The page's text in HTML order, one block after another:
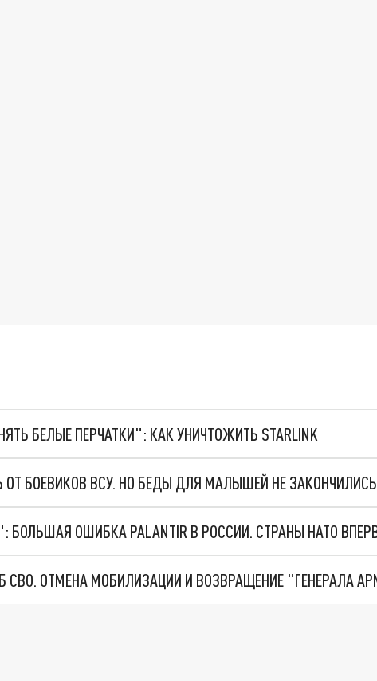
БЕЛЫЕ ПЕРЧАТКИ": КАК УНИЧТОЖИТЬ STARLINK
БОЕВИКОВ ВСУ. НО БЕДЫ ДЛЯ МАЛЫШЕЙ НЕ ЗАКОНЧИЛИСЬ